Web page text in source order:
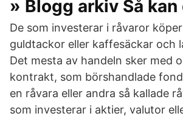
» Blogg arkiv Så kan
De som investerar i råvaror
guldtackor eller kaffesäckar och
Det mesta av handeln sker med
kontrakt, som börshandlade
en råvara eller andra så kallade
som investerar i aktier, valutor